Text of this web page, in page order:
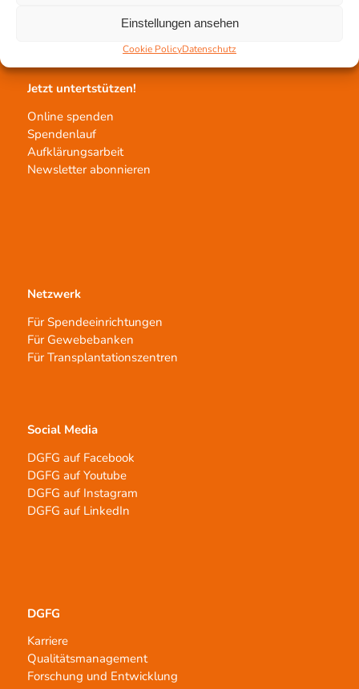
Einstellungen ansehen
Cookie PolicyDatenschutz
Transplantat bestellen
Jetzt untertstützen!
Online spenden
Spendenlauf
Aufklärungsarbeit
Newsletter abonnieren
Netzwerk
Für Spendeeinrichtungen
Für Gewebebanken
Für Transplantationszentren
Social Media
DGFG auf Facebook
DGFG auf Youtube
DGFG auf Instagram
DGFG auf LinkedIn
DGFG
Karriere
Qualitätsmanagement
Forschung und Entwicklung